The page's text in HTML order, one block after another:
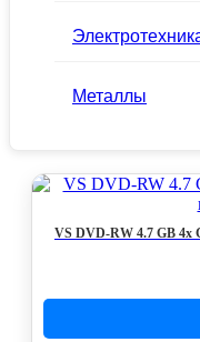
Металлы
VS DVD-RW 4.7 GB 4x